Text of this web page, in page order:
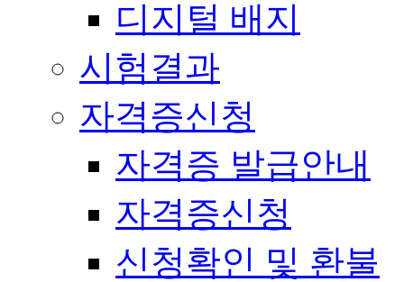
디지털 배지
시험결과
자격증신청
자격증 발급안내
자격증신청
신청확인 및 환불